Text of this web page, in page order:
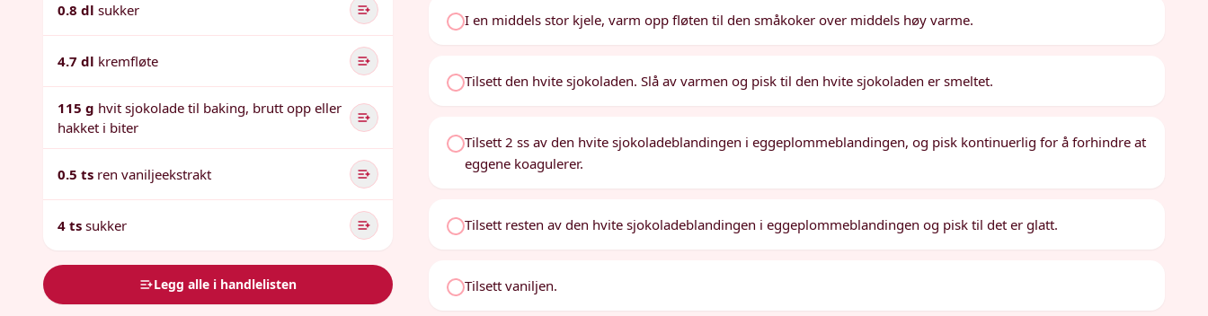
0.8 dl sukker
4.7 dl kremfløte
115 g hvit sjokolade til baking, brutt opp eller
hakket i biter
0.5 ts ren vaniljeekstrakt
4 ts sukker
Legg alle i handlelisten
I en middels stor kjele, varm opp fløten til den småkoker over middels høy varme.
Tilsett den hvite sjokoladen. Slå av varmen og pisk til den hvite sjokoladen er smeltet.
Tilsett 2 ss av den hvite sjokoladeblandingen i eggeplommeblandingen, og pisk kontinuerlig for å forhindre at
eggene koagulerer.
Tilsett resten av den hvite sjokoladeblandingen i eggeplommeblandingen og pisk til det er glatt.
Tilsett vaniljen.